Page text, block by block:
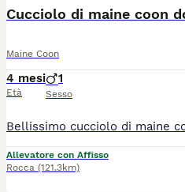
Cucciolo di maine coon
Maine Coon
4 mesi
Età
1
Sesso
Allevatore con Affisso
Rocca (121.3km)